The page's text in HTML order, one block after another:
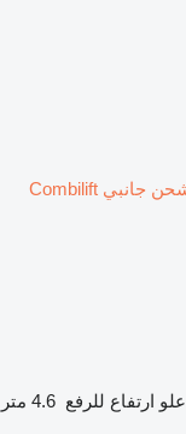
رافعة شوكية / شحن جانبي Combilift
علو ارتفاع للرفع 4.6 متر